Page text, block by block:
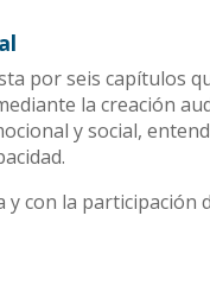
por seis capítulos
la creación
y social,
con la participación